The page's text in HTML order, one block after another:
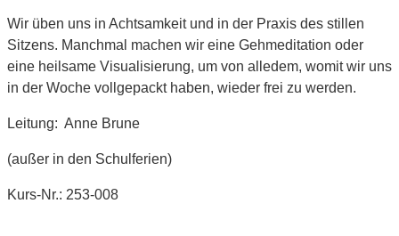
Wir üben uns in Achtsamkeit und in der Praxis des stillen
Sitzens. Manchmal machen wir eine Gehmeditation oder
eine heilsame Visualisierung, um von alledem, womit wir uns
in der Woche vollgepackt haben, wieder frei zu werden.
Leitung: Anne Brune
(außer in den Schulferien)
Kurs-Nr.: 253-008